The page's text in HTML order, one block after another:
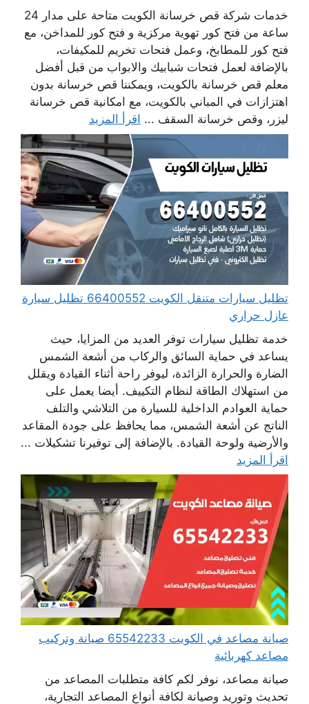
خدمات شركة قص خرسانة الكويت متاحة على مدار 24
ساعة من فتح كور تهوية مركزية و فتح كور للمداخن، مع
فتح كور للمطابخ، وعمل فتحات تخريم للمكيفات،
بالإضافة لعمل فتحات شبابيك والابواب من قبل أفضل
معلم قص خرسانة بالكويت، ويمكننا قص خرسانة بدون
اهتزازات في المباني بالكويت، مع امكانية قص خرسانة
ليزر، وقص خرسانة السقف ... اقرأ المزيد
تظليل سيارات متنقل الكويت 66400552 تظليل سيارة
عازل حراري
خدمة تظليل سيارات توفر العديد من المزايا، حيث
يساعد في حماية السائق والركاب من أشعة الشمس
الضارة والحرارة الزائدة، ليوفر راحة أثناء القيادة ويقلل
من استهلاك الطاقة لنظام التكييف. أيضا يعمل على
حماية العوادم الداخلية للسيارة من التلاشي والتلف
الناتج عن أشعة الشمس، مما يحافظ على جودة المقاعد
والأرضية ولوحة القيادة. بالإضافة إلى توفيرنا تشكيلات ...
اقرأ المزيد
صيانة مصاعد في الكويت 65542233 صيانة وتركيب
مصاعد كهربائية
صيانة مصاعد، نوفر لكم كافة متطلبات المصاعد من
تحديث وتوريد وصيانة لكافة أنواع المصاعد التجارية،